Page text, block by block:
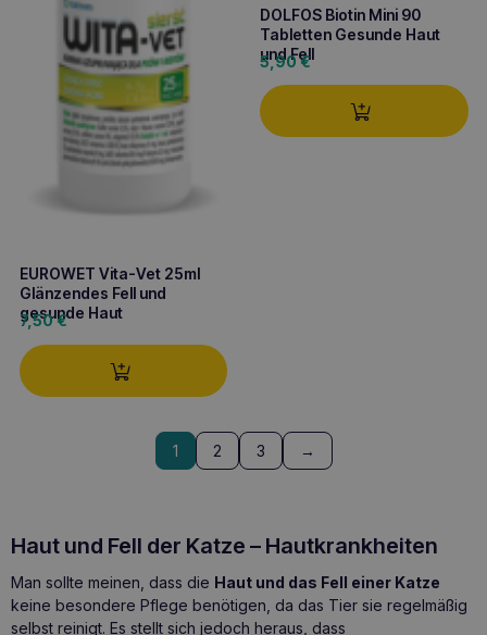
EUROWET Vita-Vet 25ml
Glänzendes Fell und
gesunde Haut
7,50€
DOLFOS Biotin Mini 90
Tabletten Gesunde Haut
und Fell
5,90€
1 2 3 →
Haut und Fell der Katze – Hautkrankheiten
Man sollte meinen, dass die Haut und das Fell einer Katze
keine besondere Pflege benötigen, da das Tier sie regelmäßig
selbst reinigt. Es stellt sich jedoch heraus, dass